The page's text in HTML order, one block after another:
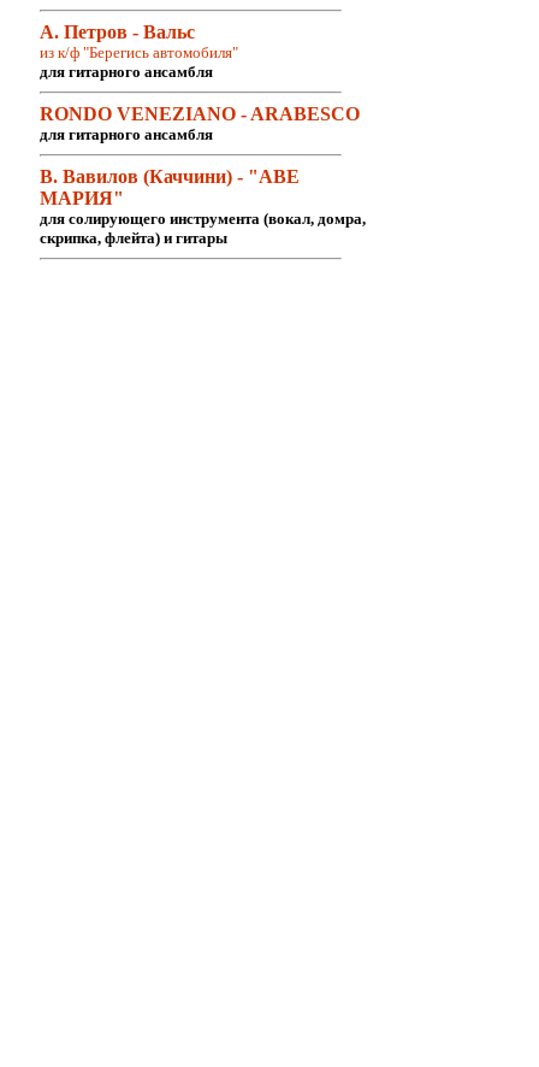
А. Петров - Вальс
из к/ф "Берегись автомобиля"
для гитарного ансамбля
RONDO VENEZIANO - ARABESCO
для гитарного ансамбля
В. Вавилов (Каччини) - "АВЕ
МАРИЯ"
для солирующего инструмента (вокал, домра,
скрипка, флейта) и гитары